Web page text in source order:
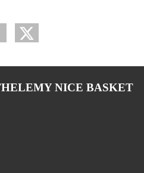
NICE BASKET